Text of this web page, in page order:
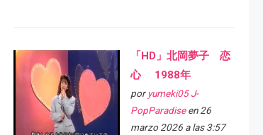
「HD」北岡夢子 恋
心 1988年
por yumeki05 J-
PopParadiseen 26
marzo 2026 a las 3:57